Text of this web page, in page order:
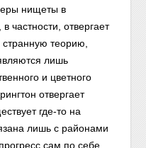
нищеты в
частности, отвергает
теорию,
лишь
и цветного
отвергает
где-то на
лишь с районами
сам по себе